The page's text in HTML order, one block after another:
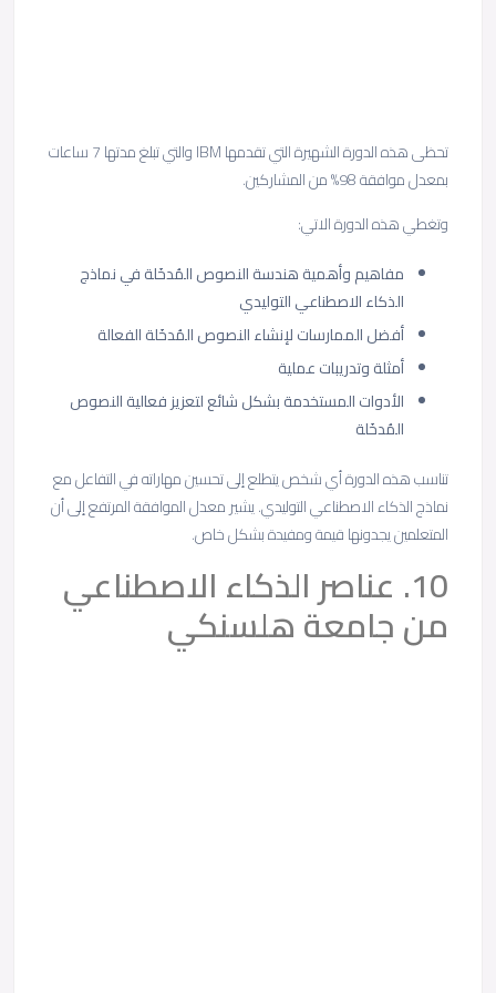
تحظى هذه الدورة الشهيرة التي تقدمها IBM والتي تبلغ مدتها 7 ساعات
بمعدل موافقة 98% من المشاركين.
وتغطي هذه الدورة الاتي:
مفاهيم وأهمية هندسة النصوص المُدخَلة في نماذج
الذكاء الاصطناعي التوليدي
أفضل الممارسات لإنشاء النصوص المُدخَلة الفعالة
أمثلة وتدريبات عملية
الأدوات المستخدمة بشكل شائع لتعزيز فعالية النصوص
المُدخَلة
تناسب هذه الدورة أي شخص يتطلع إلى تحسين مهاراته في التفاعل مع
نماذج الذكاء الاصطناعي التوليدي. يشير معدل الموافقة المرتفع إلى أن
المتعلمين يجدونها قيمة ومفيدة بشكل خاص.
10. عناصر الذكاء الاصطناعي
من جامعة هلسنكي